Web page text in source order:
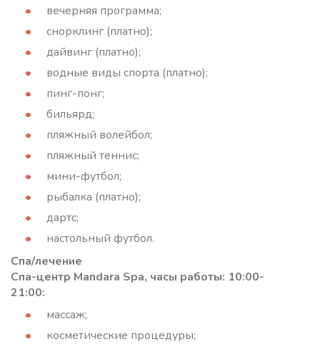
вечерняя программа;
снорклинг (платно);
дайвинг (платно);
водные виды спорта (платно);
пинг-понг;
бильярд;
пляжный волейбол;
пляжный теннис;
мини-футбол;
рыбалка (платно);
дартс;
настольный футбол.
Спа/лечение
Спа-центр Mandara Spa, часы работы: 10:00-
21:00:
массаж;
косметические процедуры;